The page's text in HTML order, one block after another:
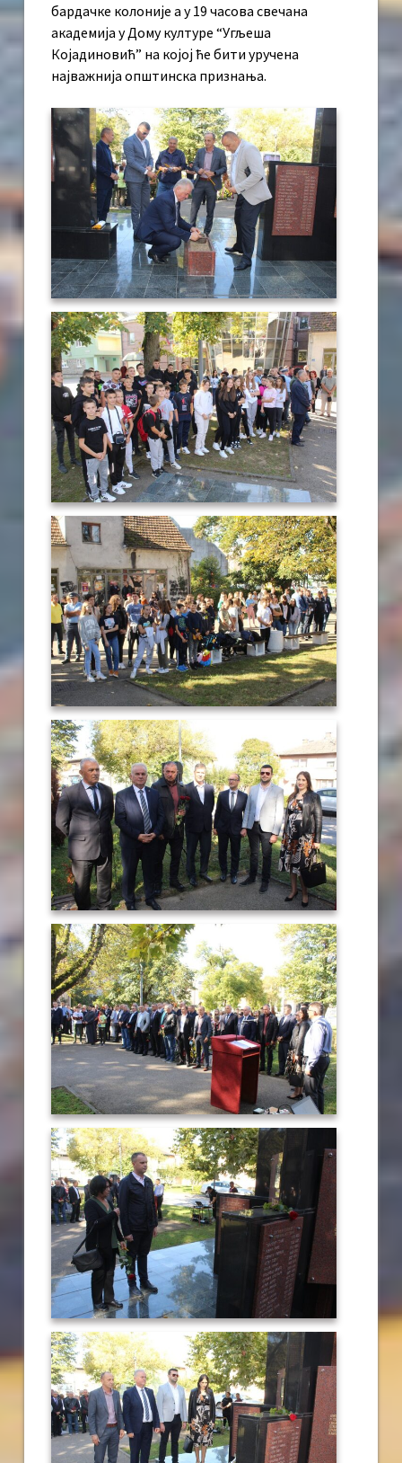
бардачке колоније а у 19 часова свечана
академија у Дому културе “Угљеша
Којадиновић” на којој ће бити уручена
најважнија општинска признања.